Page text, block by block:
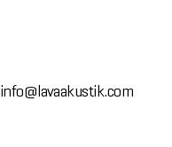
info@lavaakustik.com